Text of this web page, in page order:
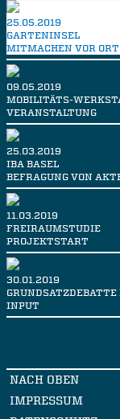
25.05.2019
GARTENINSEL
MITMACHEN VOR ORT
09.05.2019
MOBILITÄTS-
VERANSTALTUNG
25.03.2019
IBA BASEL
BEFRAGUNG VON
11.03.2019
FREIRAUMSTUDIE
PROJEKTSTART
30.01.2019
INPUT
NACH OBEN
IMPRESSUM